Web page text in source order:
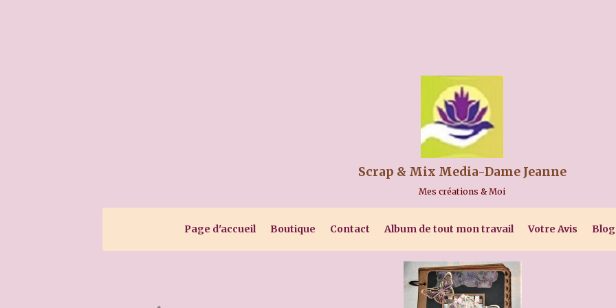
Scrap & Mix Media-Dame Jeanne
Mes créations & Moi
Page d'accueil Boutique Contact Album de tout mon travail Votre Avis Blog